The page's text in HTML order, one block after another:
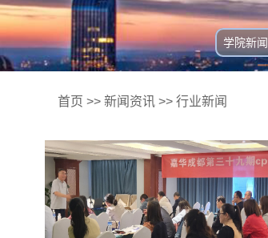
学院新闻
首页 >> 新闻资讯 >> 行业新闻